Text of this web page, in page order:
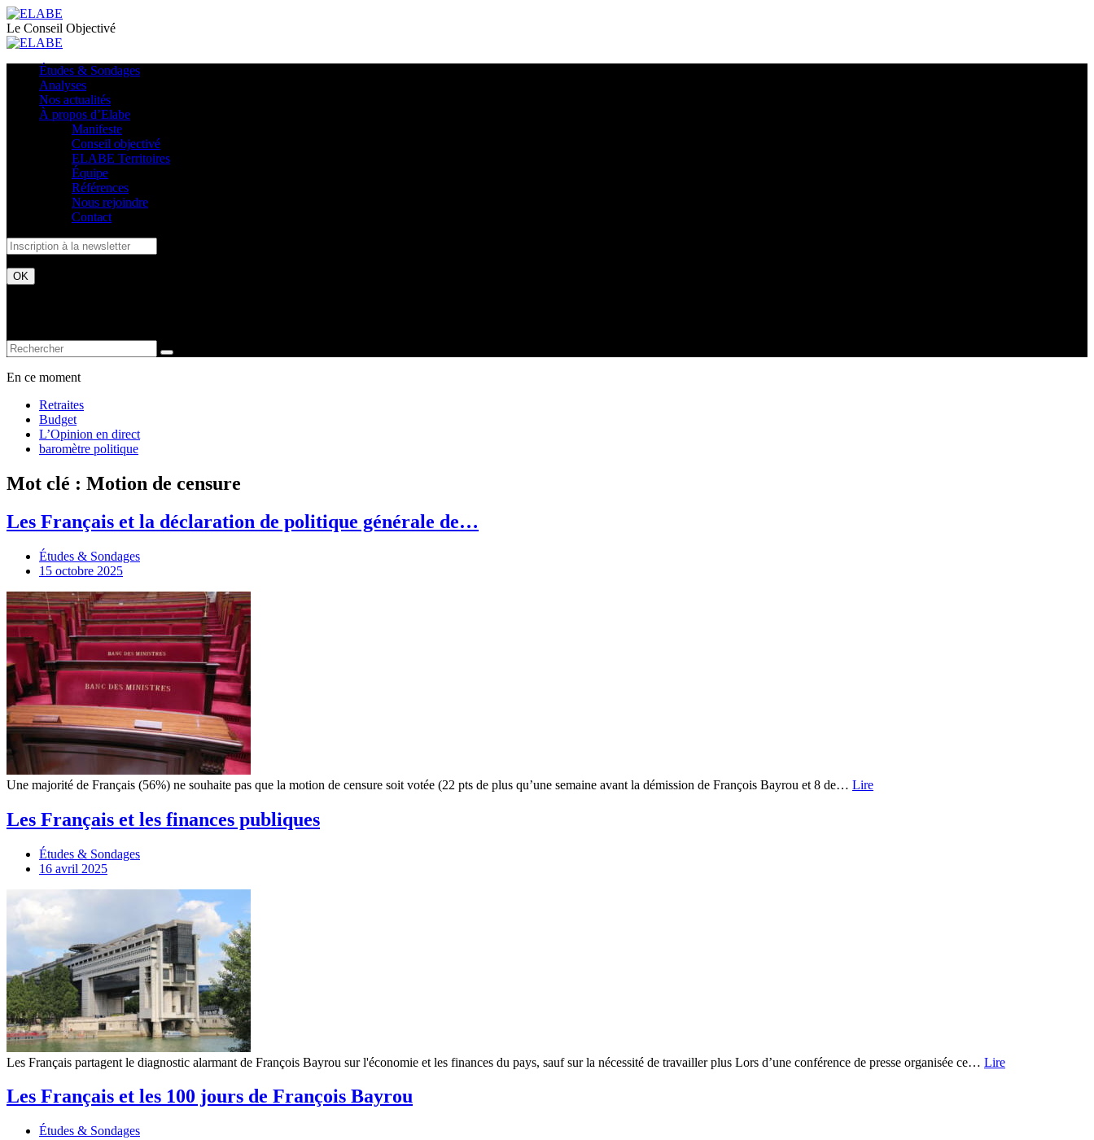
Le Conseil Objectivé
Études & Sondages
Analyses
Nos actualités
À propos d’Elabe
Manifeste
Conseil objectivé
ELABE Territoires
Équipe
Références
Nous rejoindre
Contact
En ce moment
Retraites
Budget
L’Opinion en direct
baromètre politique
Mot clé : Motion de censure
Les Français et la déclaration de politique générale de…
Études & Sondages
15 octobre 2025
Une majorité de Français (56%) ne souhaite pas que la motion de censure soit votée (22 pts de plus qu’une semaine avant la démission de François Bayrou et 8 de… Lire
Les Français et les finances publiques
Études & Sondages
16 avril 2025
Les Français partagent le diagnostic alarmant de François Bayrou sur l'économie et les finances du pays, sauf sur la nécessité de travailler plus Lors d’une conférence de presse organisée ce… Lire
Les Français et les 100 jours de François Bayrou
Études & Sondages